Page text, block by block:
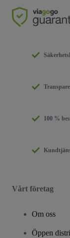
100 %
Vårt företag
Om oss
Öppen